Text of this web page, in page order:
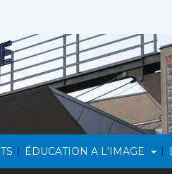
| ÉDUCATION A L'IMAGE |